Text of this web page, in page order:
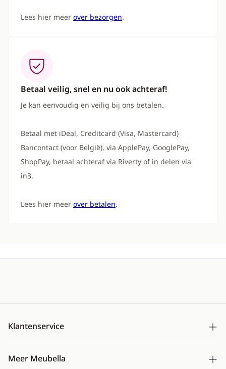
Lees hier meer over bezorgen.
Betaal veilig, snel en nu ook achteraf!
Je kan eenvoudig en veilig bij ons betalen.
Betaal met iDeal, Creditcard (Visa, Mastercard)
Bancontact (voor België), via ApplePay, GooglePay,
ShopPay, betaal achteraf via Riverty of in delen via
in3.
Lees hier meer over betalen.
Klantenservice
Meer Meubella